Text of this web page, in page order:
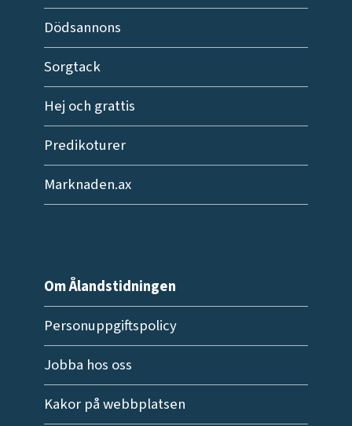
Dödsannons
Sorgtack
Hej och grattis
Predikoturer
Marknaden.ax
Om Ålandstidningen
Personuppgiftspolicy
Jobba hos oss
Kakor på webbplatsen